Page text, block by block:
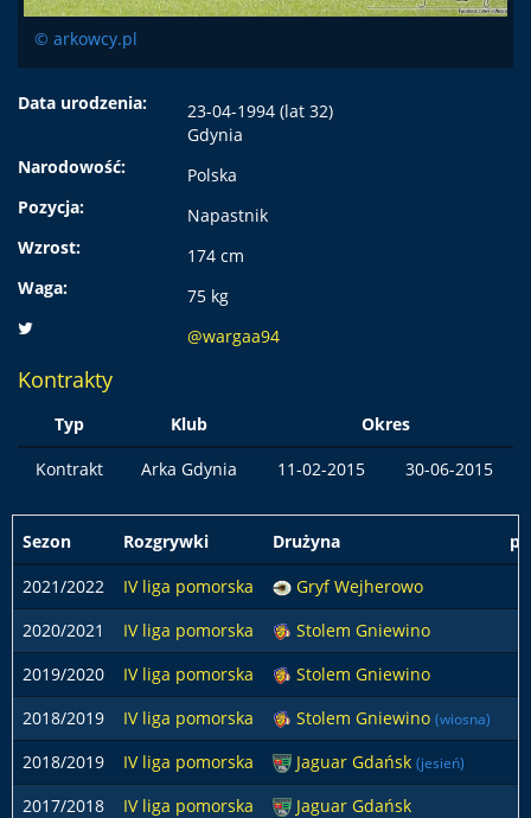
© arkowcy.pl
Data urodzenia:
23-04-1994 (lat 32)
Gdynia
Narodowość:
Polska
Pozycja:
Napastnik
Wzrost:
174 cm
Waga:
75 kg
@wargaa94
Kontrakty
Typ Klub
Okres
Kontrakt
Arka Gdynia 11-02-2015 30-06-2015
Sezon Rozgrywki Drużyna
2021/2022
IV liga pomorska Gryf Wejherowo
2020/2021
IV liga pomorska Stolem Gniewino
2019/2020
IV liga pomorska Stolem Gniewino
2018/2019
IV liga pomorska Stolem Gniewino (wiosna)
2018/2019
IV liga pomorska Jaguar Gdańsk (jesień)
2017/2018
IV liga pomorska Jaguar Gdańsk